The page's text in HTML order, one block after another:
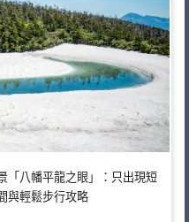
「八幡平龍之眼」：只出現短
與輕鬆步行攻略